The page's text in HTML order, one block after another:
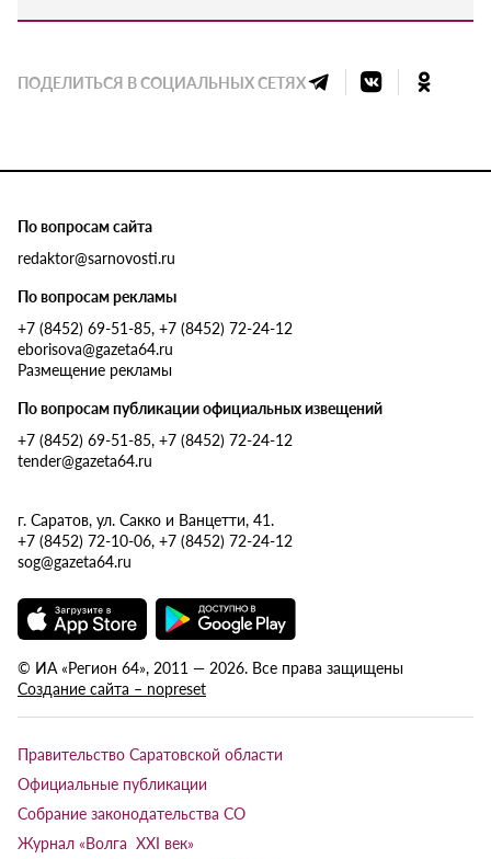
ПОДЕЛИТЬСЯ В СОЦИАЛЬНЫХ СЕТЯХ
По вопросам сайта
redaktor@sarnovosti.ru
По вопросам рекламы
+7 (8452) 69-51-85, +7 (8452) 72-24-12
eborisova@gazeta64.ru
Размещение рекламы
По вопросам публикации официальных извещений
+7 (8452) 69-51-85, +7 (8452) 72-24-12
tender@gazeta64.ru
г. Саратов, ул. Сакко и Ванцетти, 41.
+7 (8452) 72-10-06, +7 (8452) 72-24-12
sog@gazeta64.ru
© ИА «Регион 64», 2011 — 2026. Все права защищены
Создание сайта – nopreset
Правительство Саратовской области
Официальные публикации
Собрание законодательства СО
Журнал «Волга XXI век»